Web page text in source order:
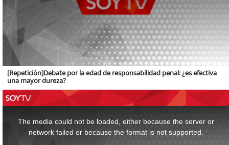
[Repetición]Debate por la edad de responsabilidad penal: ¿es efectiva
una mayor dureza?
The media could not be loaded, either because the server or
network failed or because the format is not supported.